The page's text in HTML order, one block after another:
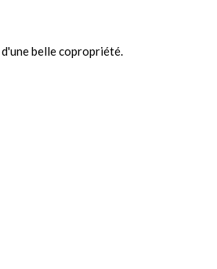
belle copropriété.